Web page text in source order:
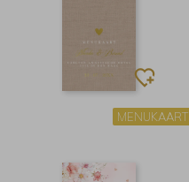
MENUKAART